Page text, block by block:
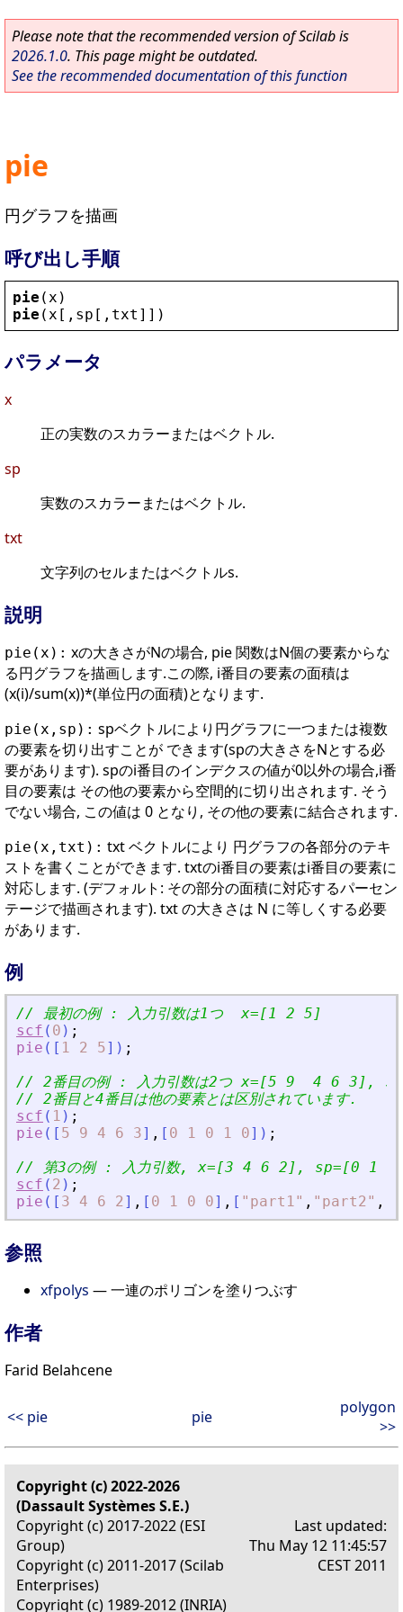
Please note that the recommended version of Scilab is
2026.1.0. This page might be outdated.
See the recommended documentation of this function
pie
円グラフを描画
呼び出し手順
pie ( x )
pie ( x [, sp [, txt ]])
パラメータ
x
正の実数のスカラーまたはベクトル.
sp
実数のスカラーまたはベクトル.
txt
文字列のセルまたはベクトルs.
説明
pie(x): xの大きさがNの場合, pie 関数はN個の要素からな
る円グラフを描画します.この際, i番目の要素の面積は
(x(i)/sum(x))*(単位円の面積)となります.
pie(x,sp): spベクトルにより円グラフに一つまたは複数
の要素を切り出すことが できます(spの大きさをNとする必
要があります). spのi番目のインデクスの値が0以外の場合,i番
目の要素は その他の要素から空間的に切り出されます. そう
でない場合, この値は 0 となり, その他の要素に結合されます.
pie(x,txt): txt ベクトルにより 円グラフの各部分のテキ
ストを書くことができます. txtのi番目の要素はi番目の要素に
対応します. (デフォルト: その部分の面積に対応するパーセン
テージで描画されます). txt の大きさは N に等しくする必要
があります.
例
// 最初の例 : 入力引数は1つ  x=[1 2 5]
scf ( 0 ) ;
pie ( [ 1 2 5] ) ;
// 2番目の例 : 入力引数は2つ x=[5 9  4 6 3],
// 2番目と4番目は他の要素とは区別されています.
scf ( 1 ) ;
pie ( [ 5 9 4 6 3] , [ 0 1 0 1 0] ) ;
// 第3の例 : 入力引数, x=[3 4 6 2], sp=[0 1
scf ( 2 ) ;
pie ( [ 3 4 6 2] , [ 0 1 0 0] , [ " part1" , " part2" ,
参照
xfpolys — 一連のポリゴンを塗りつぶす
作者
Farid Belahcene
<< pie pie
polygon
>>
Copyright (c) 2022-2026
(Dassault Systèmes S.E.)
Copyright (c) 2017-2022 (ESI
Group)
Copyright (c) 2011-2017 (Scilab
Enterprises)
Copyright (c) 1989-2012 (INRIA)
Last updated:
Thu May 12 11:45:57
CEST 2011